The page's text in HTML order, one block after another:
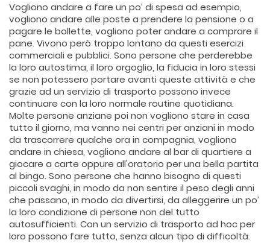
Vogliono andare a fare un po’ di spesa ad esempio,
vogliono andare alle poste a prendere la pensione o a
pagare le bollette, vogliono poter andare a comprare il
pane. Vivono però troppo lontano da questi esercizi
commerciali e pubblici. Sono persone che perderebbe
la loro autostima, il loro orgoglio, la fiducia in loro stessi
se non potessero portare avanti queste attività e che
grazie ad un servizio di trasporto possono invece
continuare con la loro normale routine quotidiana.
Molte persone anziane poi non vogliono stare in casa
tutto il giorno, ma vanno nei centri per anziani in modo
da trascorrere qualche ora in compagnia, vogliono
andare in chiesa, vogliono andare al bar di quartiere a
giocare a carte oppure all'oratorio per una bella partita
al bingo. Sono persone che hanno bisogno di questi
piccoli svaghi, in modo da non sentire il peso degli anni
che passano, in modo da divertirsi, da alleggerire un po’
la loro condizione di persone non del tutto
autosufficienti. Con un servizio di trasporto ad hoc per
loro possono fare tutto, senza alcun tipo di difficoltà.